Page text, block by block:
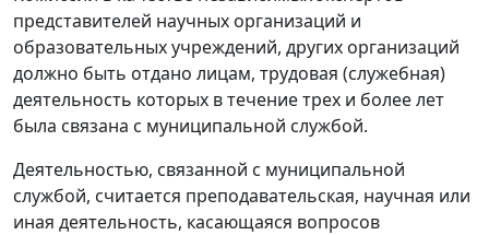
представителей научных организаций и
образовательных учреждений, других организаций
должно быть отдано лицам, трудовая (служебная)
деятельность которых в течение трех и более лет
была связана с муниципальной службой.
Деятельностью, связанной с муниципальной
службой, считается преподавательская, научная или
иная деятельность, касающаяся вопросов